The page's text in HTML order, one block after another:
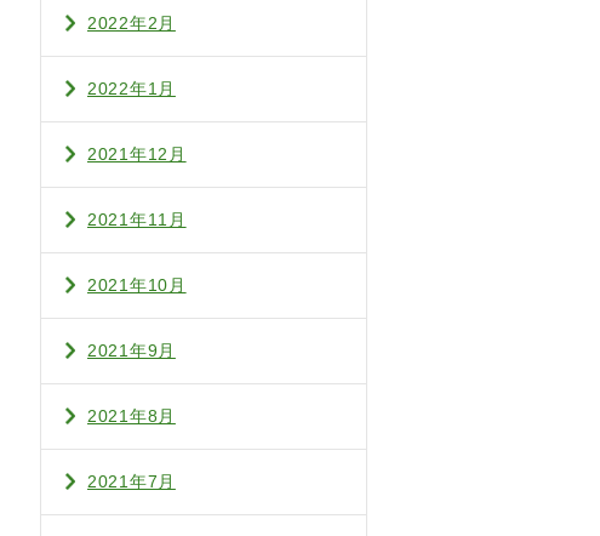
2022年2月
2022年1月
2021年12月
2021年11月
2021年10月
2021年9月
2021年8月
2021年7月